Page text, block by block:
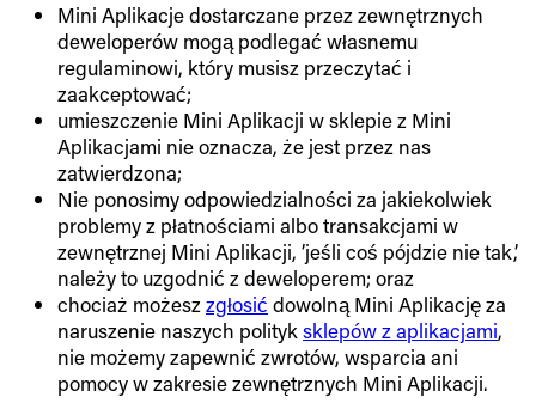
Mini Aplikacje dostarczane przez zewnętrznych
deweloperów mogą podlegać własnemu
regulaminowi, który musisz przeczytać i
zaakceptować;
umieszczenie Mini Aplikacji w sklepie z Mini
Aplikacjami nie oznacza, że jest przez nas
zatwierdzona;
Nie ponosimy odpowiedzialności za jakiekolwiek
problemy z płatnościami albo transakcjami w
zewnętrznej Mini Aplikacji, ’jeśli coś pójdzie nie tak,’
należy to uzgodnić z deweloperem; oraz
chociaż możesz zgłosić dowolną Mini Aplikację za
naruszenie naszych polityk sklepów z aplikacjami,
nie możemy zapewnić zwrotów, wsparcia ani
pomocy w zakresie zewnętrznych Mini Aplikacji.